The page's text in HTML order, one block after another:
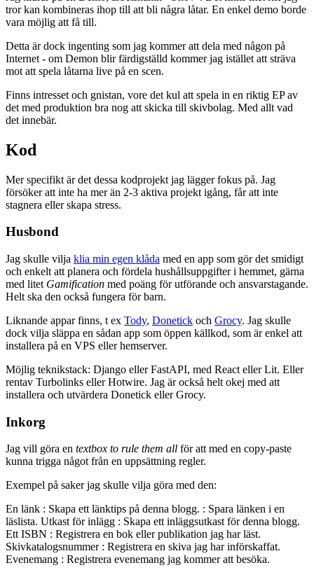
tror kan kombineras ihop till att bli några låtar. En enkel demo borde
vara möjlig att få till.
Detta är dock ingenting som jag kommer att dela med någon på
Internet - om Demon blir färdigställd kommer jag istället att sträva
mot att spela låtarna live på en scen.
Finns intresset och gnistan, vore det kul att spela in en riktig EP av
det med produktion bra nog att skicka till skivbolag. Med allt vad
det innebär.
Kod
Mer specifikt är det dessa kodprojekt jag lägger fokus på. Jag
försöker att inte ha mer än 2-3 aktiva projekt igång, får att inte
stagnera eller skapa stress.
Husbond
Jag skulle vilja klia min egen klåda med en app som gör det smidigt
och enkelt att planera och fördela hushållsuppgifter i hemmet, gärna
med litet Gamification med poäng för utförande och ansvarstagande.
Helt ska den också fungera för barn.
Liknande appar finns, t ex Tody, Donetick och Grocy. Jag skulle
dock vilja släppa en sådan app som öppen källkod, som är enkel att
installera på en VPS eller hemserver.
Möjlig teknikstack: Django eller FastAPI, med React eller Lit. Eller
rentav Turbolinks eller Hotwire. Jag är också helt okej med att
installera och utvärdera Donetick eller Grocy.
Inkorg
Jag vill göra en textbox to rule them all för att med en copy-paste
kunna trigga något från en uppsättning regler.
Exempel på saker jag skulle vilja göra med den:
En länk : Skapa ett länktips på denna blogg. : Spara länken i en
läslista. Utkast för inlägg : Skapa ett inläggsutkast för denna blogg.
Ett ISBN : Registrera en bok eller publikation jag har läst.
Skivkatalogsnummer : Registrera en skiva jag har införskaffat.
Evenemang : Registrera evenemang jag kommer att besöka.